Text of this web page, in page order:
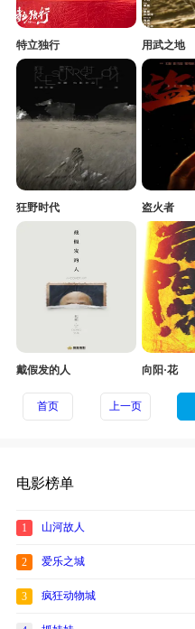
特立独行 用武之地
狂野时代 盗火者
戴假发的人 向阳·花
首页 上一页
电影榜单
1 山河故人
2 爱乐之城
3 疯狂动物城